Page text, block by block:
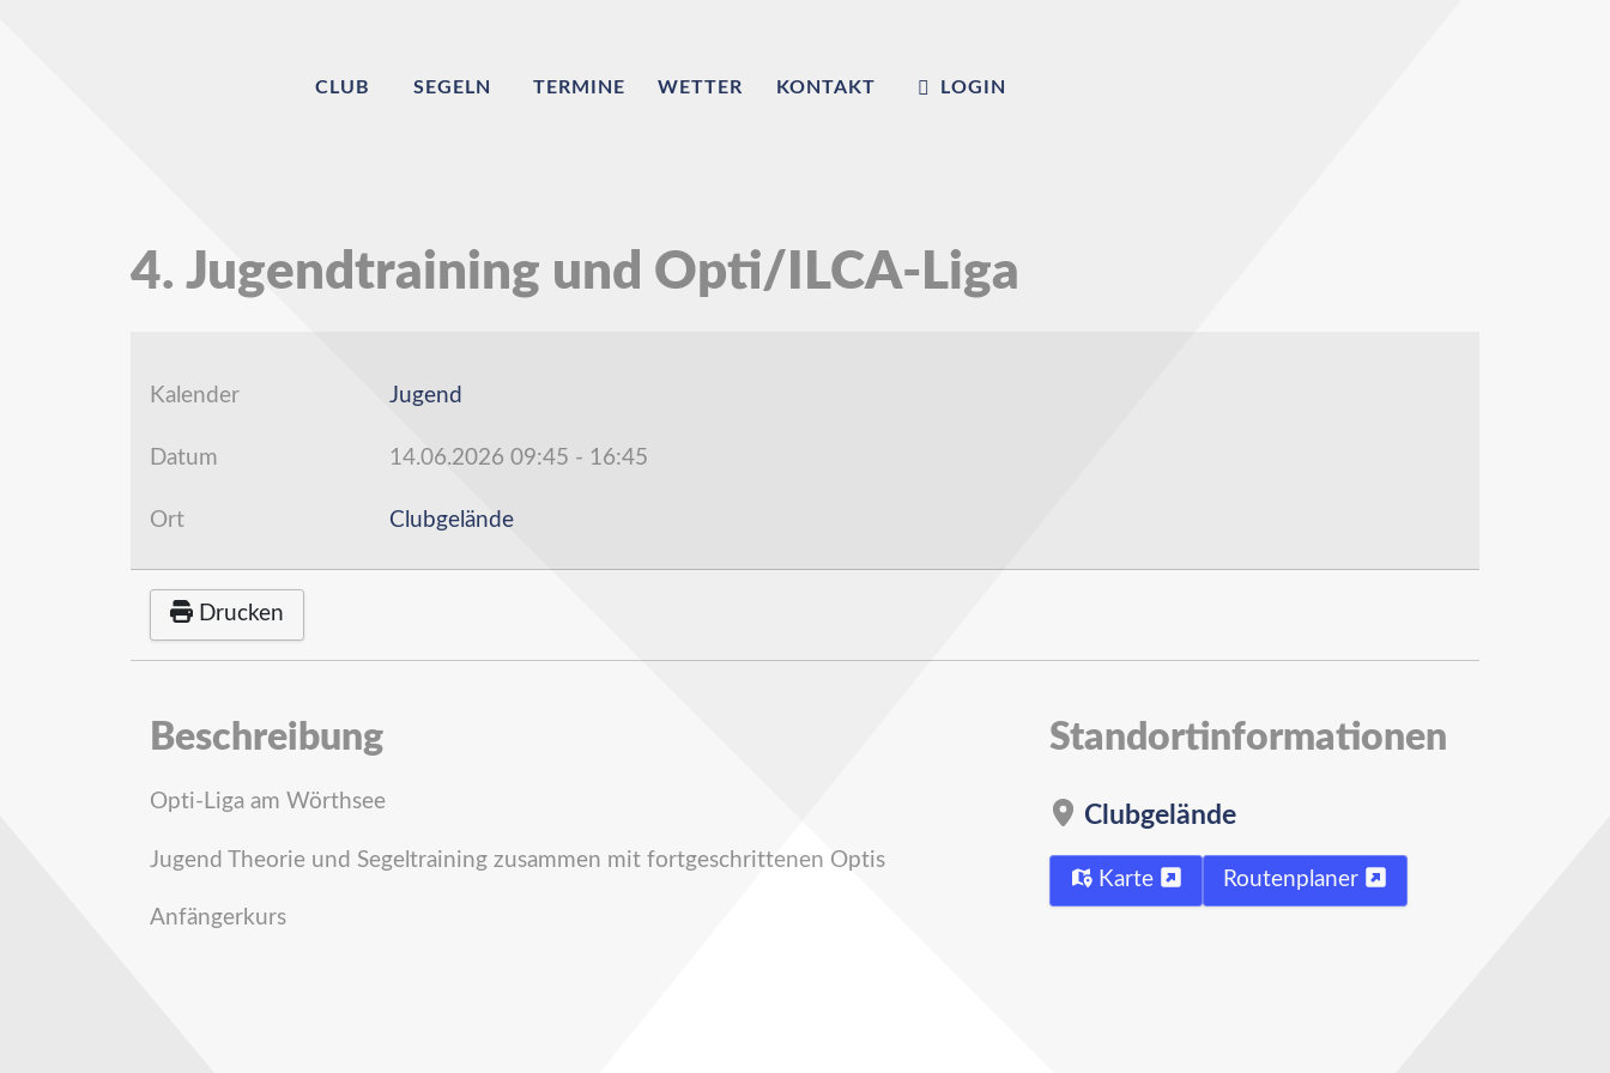
CLUB SEGELN TERMINE WETTER KONTAKT LOGIN
4. Jugendtraining und Opti/ILCA-Liga
Kalender Jugend
Datum 14.06.2026 09:45 - 16:45
Ort Clubgelände
Drucken
Beschreibung
Opti-Liga am Wörthsee
Jugend Theorie und Segeltraining zusammen mit fortgeschrittenen Optis
Anfängerkurs
Standortinformationen
Clubgelände
Karte Routenplaner